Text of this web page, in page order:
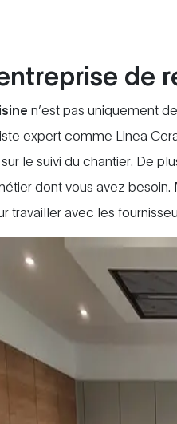
de
n’est pas uniquement
expert comme Linea
le suivi du chantier. De
dont vous avez
avec les